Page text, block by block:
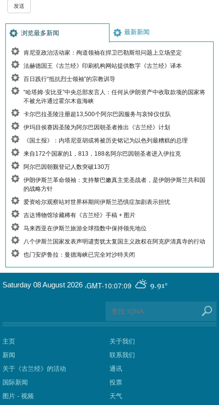
浏览最多新闻 最新新闻
肯尼亚政治活动家：殉道领袖在捍卫巴勒斯坦问题上立场坚定
法赫德国王《古兰经》印刷机构网站提供数字《古兰经》译本
百日践行“抵抗烈士领袖”的宗教训导
“哈塔姆·安比亚”中央总部发言人：任何从伊朗资产中收取款项的国家将
不被允许通过霍尔木兹海峡
卡尔巴拉圣陵注册超13,500个阿尔巴因服务与哀悼仪仗队
伊玛目侯赛因圣陵为阿尔巴因朝圣者推出《古兰经》计划
《国土报》：内塔尼亚胡或将被历史铭记为以色列最糟糕的总理
来自172个国家的1，813，188名阿尔巴因朝圣者进入伊拉克
阿尔巴因朝觐登记人数突破130万
伊朗伊斯兰革命领袖：支持黎巴嫩真主党圣战者，是伊朗伊斯兰共和国
的战略方针
爱资哈尔观察站对世界杯期间伊斯兰恐惧症加剧表示担忧
吉达博物馆珍藏稀有《古兰经》手稿 + 图片
马来西亚在伊斯兰旅游全球指数中保持领先地位
八个伊斯兰国家发表声明谴责犹太复国主义政权在阿克萨清真寺的行动
也门安萨鲁拉：曼德海峡已完全对沙特关闭
GMT-10:07:09 9.91°
Saturday 08 August 2026 ,
主页
新闻
关于《古兰经》的活动
国际新闻
图片 - 视频
关于我们
联系我们
通讯
投票
天气